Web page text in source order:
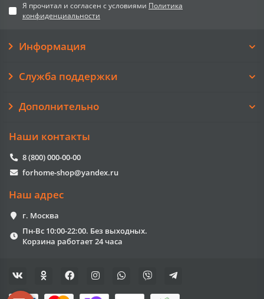
Я прочитал и согласен с условиями Политика
конфиденциальности
Информация
Служба поддержки
Дополнительно
Наши контакты
8 (800) 000-00-00
forhome-shop@yandex.ru
Наш адрес
г. Москва
Пн-Вс 10:00-22:00. Без выходных.
Корзина работает 24 часа